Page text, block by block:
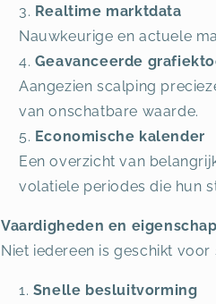
Realtime marktdata
Nauwkeurige en actuele
Geavanceerde
Aangezien scalping
van onschatbare waarde.
Economische kalender
Een overzicht van
volatiele periodes die hun
Vaardigheden en
Niet iedereen is geschikt
Snelle besluitvorming